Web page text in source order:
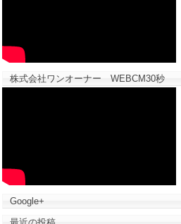
株式会社ワンオーナー WEBCM30秒
Google+